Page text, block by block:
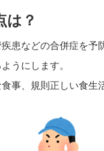
は？
患などの合併症を
うにします。
事、規則正しい食